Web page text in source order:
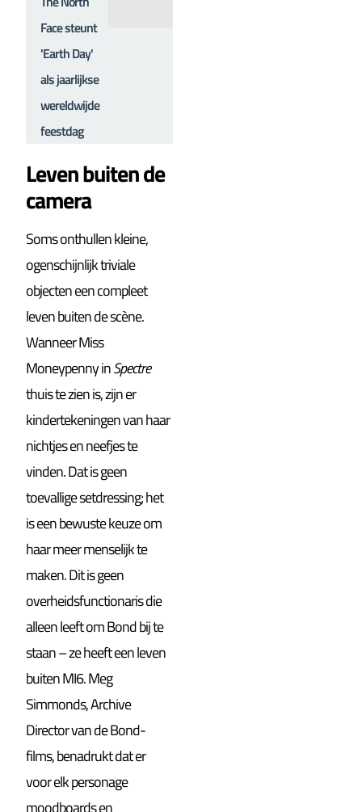
Face steunt
'Earth Day'
als jaarlijkse
wereldwijde
feestdag
Leven buiten de
camera
Soms onthullen kleine,
ogenschijnlijk triviale
objecten een compleet
leven buiten de scène.
Wanneer Miss
Moneypenny inSpectre
thuis te zien is, zijn er
kindertekeningen van haar
nichtjes en neefjes te
vinden. Dat is geen
toevallige setdressing; het
is een bewuste keuze om
haar meer menselijk te
maken. Dit is geen
overheidsfunctionaris die
alleen leeft om Bond bij te
staan – ze heeft een leven
buiten MI6. Meg
Simmonds, Archive
Director van de Bond-
films, benadrukt dat er
voor elk personage
moodboards en